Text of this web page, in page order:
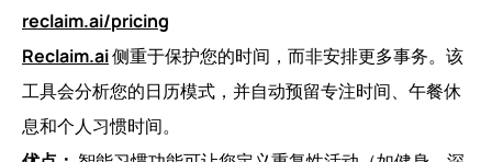
reclaim.ai/pricing
Reclaim.ai侧重于保护您的时间，而非安排更多事务。该
工具会分析您的日历模式，并自动预留专注时间、午餐休
息和个人习惯时间。